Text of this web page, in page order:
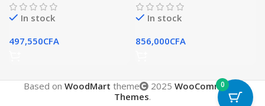
In stock
497,550CFA
In stock
856,000CFA
Based on WoodMart theme 2025 WooCommerce
Themes.
0